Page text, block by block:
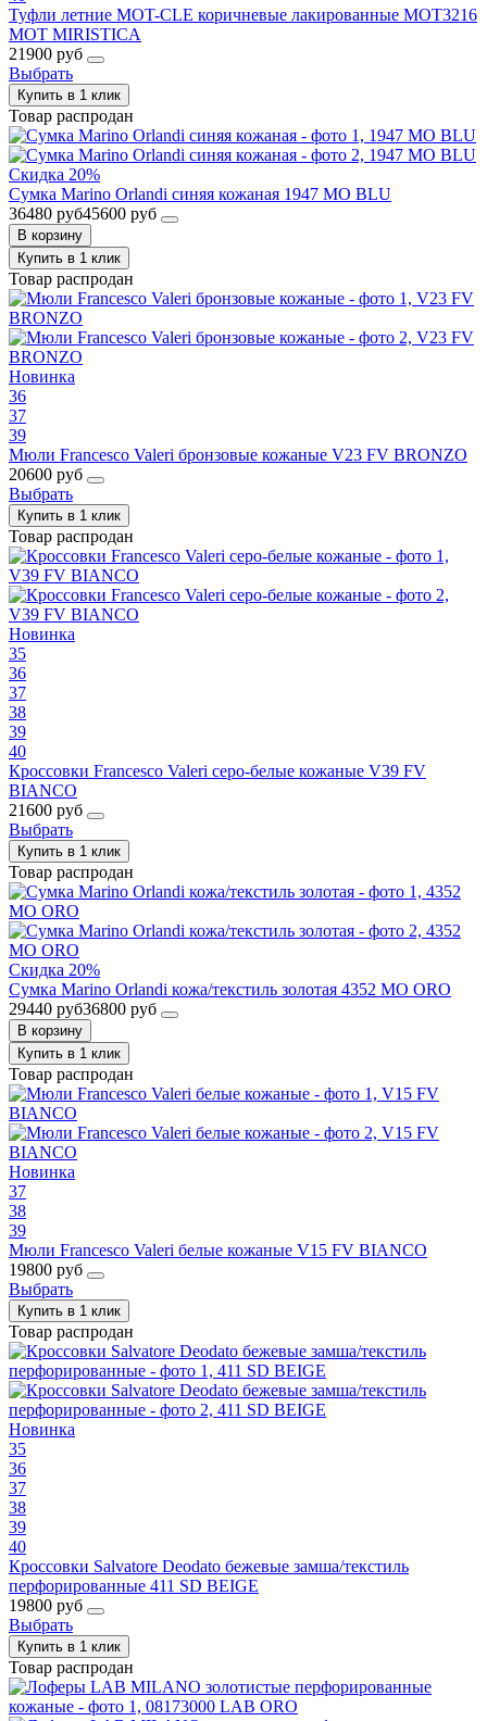
Туфли летние MOT-CLE коричневые лакированные MOT3216
MOT MIRISTICA
21900 руб
Выбрать
Купить в 1 клик
Товар распродан
Скидка 20%
Сумка Marino Orlandi синяя кожаная 1947 MO BLU
36480 руб45600 руб
В корзину
Купить в 1 клик
Товар распродан
Новинка
36
37
39
Мюли Francesco Valeri бронзовые кожаные V23 FV BRONZO
20600 руб
Выбрать
Купить в 1 клик
Товар распродан
Новинка
35
36
37
38
39
40
Кроссовки Francesco Valeri серо-белые кожаные V39 FV
BIANCO
21600 руб
Выбрать
Купить в 1 клик
Товар распродан
Скидка 20%
Сумка Marino Orlandi кожа/текстиль золотая 4352 MO ORO
29440 руб36800 руб
В корзину
Купить в 1 клик
Товар распродан
Новинка
37
38
39
Мюли Francesco Valeri белые кожаные V15 FV BIANCO
19800 руб
Выбрать
Купить в 1 клик
Товар распродан
Новинка
35
36
37
38
39
40
Кроссовки Salvatore Deodato бежевые замша/текстиль
перфорированные 411 SD BEIGE
19800 руб
Выбрать
Купить в 1 клик
Товар распродан